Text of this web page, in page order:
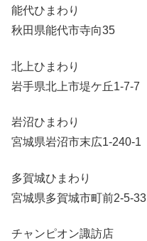
能代ひまわり
秋田県能代市寺向35
北上ひまわり
岩手県北上市堤ケ丘1-7-7
岩沼ひまわり
宮城県岩沼市末広1-240-1
多賀城ひまわり
宮城県多賀城市町前2-5-33
チャンピオン諏訪店